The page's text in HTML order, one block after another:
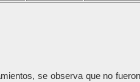
se observa que no